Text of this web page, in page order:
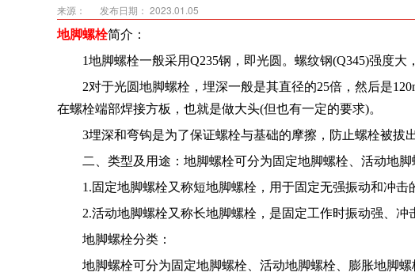
来源：
发布日期： 2023.01.05
地脚螺栓简介：
1地脚螺栓一般采用Q235钢，即光圆。螺纹钢(Q345)强度大
2对于光圆地脚螺栓，埋深一般是其直径的25倍，然后是
在螺栓端部焊接方板，也就是做大头(但也有一定的要求)。
3埋深和弯钩是为了保证螺栓与基础的摩擦，防止螺栓被拔出
二、类型及用途：地脚螺栓可分为固定地脚螺栓、活动地脚
1.固定地脚螺栓又称短地脚螺栓，用于固定无强振动和冲击
2.活动地脚螺栓又称长地脚螺栓，是固定工作时振动强、冲
地脚螺栓分类：
地脚螺栓可分为固定地脚螺栓、活动地脚螺栓、膨胀地脚螺